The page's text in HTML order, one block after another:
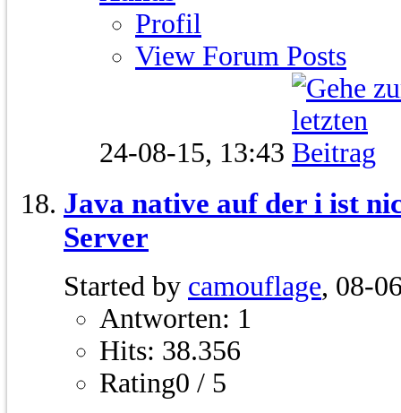
Profil
View Forum Posts
24-08-15, 13:43
Java native auf der i ist
Server
Started by camouflage, 08-
Antworten: 1
Hits: 38.356
Rating0 / 5